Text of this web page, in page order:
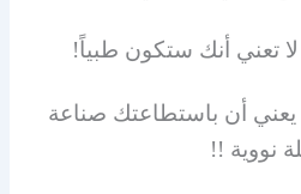
تعني أنك ستكون طبياً!
يعني أن باستطاعتك صناعة
نووية !!